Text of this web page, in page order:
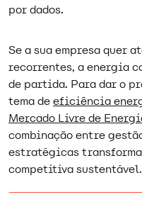
por dados.
Se a sua empresa quer
recorrentes, a energia
de partida. Para dar o
tema deeficiência
Mercado Livre de
combinação entre
estratégicas
competitiva sustentável.